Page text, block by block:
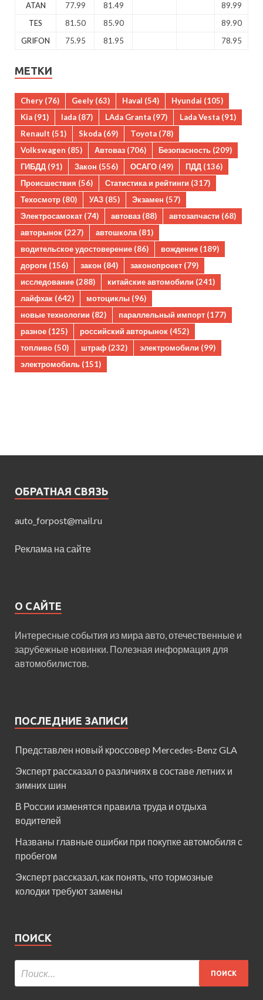
ATAN 77.99 81.49
89.99
TES
81.50 85.90
89.90
GRIFON
75.95 81.95 78.95
МЕТКИ
Chery (76) Geely (63) Haval (54) Hyundai (105)
Kia (91) lada (87) LAda Granta (97) Lada Vesta (91)
Renault (51) Skoda (69) Toyota (78)
Volkswagen (85) Автоваз (706) Безопасность (209)
ГИБДД (91) Закон (556) ОСАГО (49) ПДД (136)
Происшествия (56) Статистика и рейтинги (317)
Техосмотр (80) УАЗ (85) Экзамен (57)
Электросамокат (74) автоваз (88) автозапчасти (68)
авторынок (227) автошкола(81)
водительское удостоверение (86) вождение (189)
дороги (156) закон (84) законопроект (79)
исследование (288) китайские автомобили (241)
лайфхак (642) мотоциклы (96)
новые технологии (82) параллельный импорт (177)
разное (125) российский авторынок (452)
топливо (50) штраф (232) электромобили (99)
электромобиль (151)
ОБРАТНАЯ СВЯЗЬ
auto_forpost@mail.ru
Реклама на сайте
О САЙТЕ
Интересные события из мира авто, отечественные и
зарубежные новинки. Полезная информация для
автомобилистов.
ПОСЛЕДНИЕ ЗАПИСИ
Представлен новый кроссовер Mercedes-Benz GLA
Эксперт рассказал о различиях в составе летних и
зимних шин
В России изменятся правила труда и отдыха
водителей
Названы главные ошибки при покупке автомобиля с
пробегом
Эксперт рассказал, как понять, что тормозные
колодки требуют замены
ПОИСК